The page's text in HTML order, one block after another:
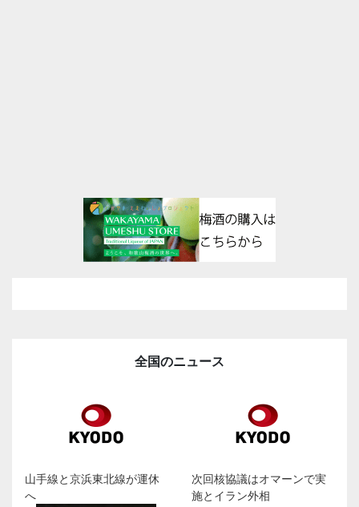
全国のニュース
山手線と京浜東北線が運休
へ
次回核協議はオマーンで実
施とイラン外相